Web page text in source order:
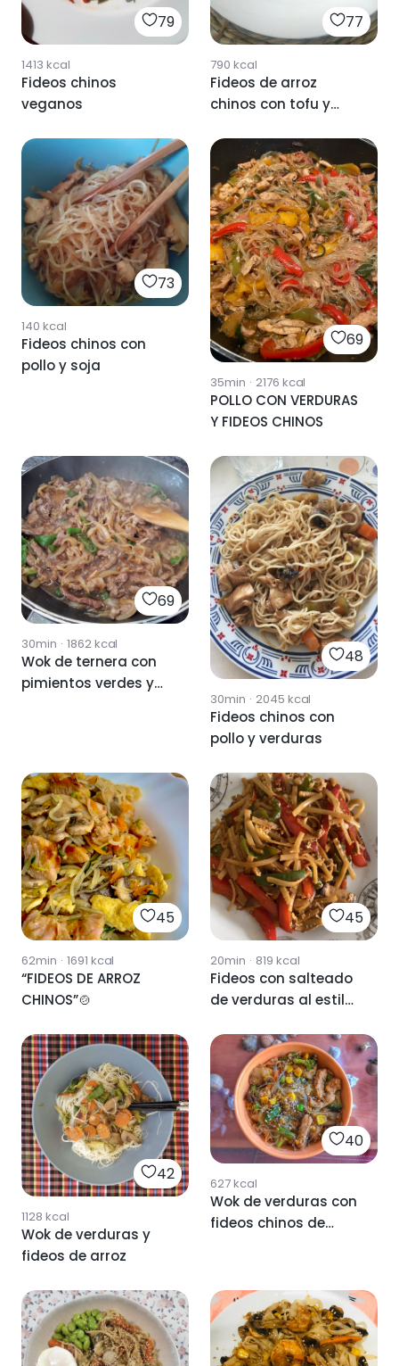
79
1413 kcal
Fideos chinos
veganos
77
790 kcal
Fideos de arroz
chinos con tofu y
73
140 kcal
Fideos chinos con
pollo y soja
69
35min · 2176 kcal
POLLO CON VERDURAS
Y FIDEOS CHINOS
69
30min · 1862kcal
Wok de ternera con
pimientos verdes y
48
30min · 2045 kcal
Fideos chinos con
pollo y verduras
45
62min · 1691 kcal
“FIDEOS DE ARROZ
CHINOS”🍲
45
20min · 819 kcal
Fideos con salteado
de verduras al estilo
42
1128 kcal
Wok de verduras y
fideos de arroz
40
627kcal
Wok de verduras con
fideos chinos de